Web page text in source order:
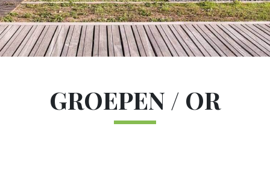
GROEPEN / OR